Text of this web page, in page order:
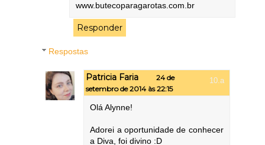
www.butecoparagarotas.com.br
Responder
Respostas
Patricia Faria
24 de
setembro de 2014 às 22:15
Olá Alynne!
Adorei a oportunidade de conhecer
a Diva, foi divino :D